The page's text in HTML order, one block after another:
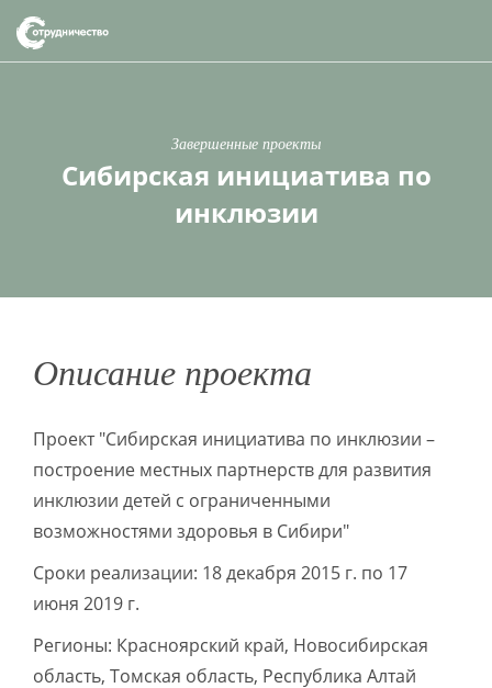
Завершенные проекты
Сибирская инициатива по
инклюзии
Описание проекта
Проект "Сибирская инициатива по инклюзии –
построение местных партнерств для развития
инклюзии детей с ограниченными
возможностями здоровья в Сибири"
Сроки реализации: 18 декабря 2015 г. по 17
июня 2019 г.
Регионы: Красноярский край, Новосибирская
область, Томская область, Республика Алтай